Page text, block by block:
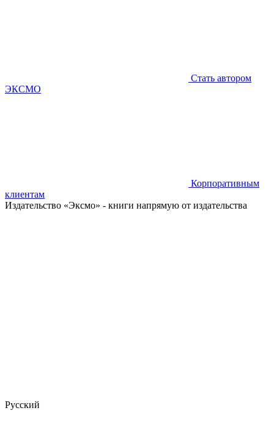
Стать автором
ЭКСМО
Корпоративным
клиентам
Издательство «Эксмо» - книги напрямую от издательства
Русский